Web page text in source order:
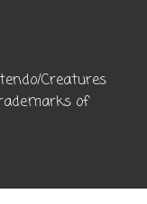
Creatures
of